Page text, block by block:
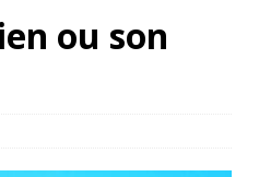
ou son